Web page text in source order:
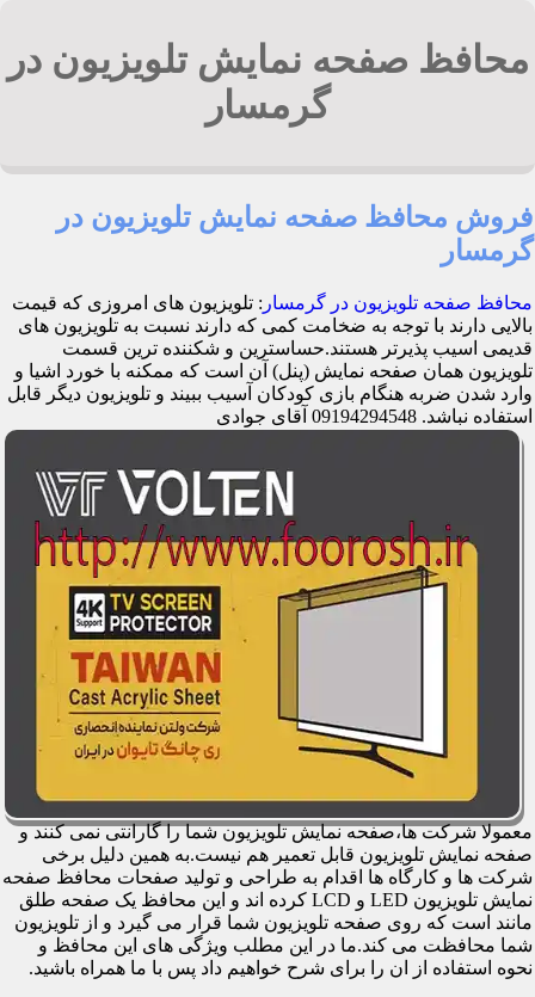
محافظ صفحه نمایش تلویزیون در
گرمسار
فروش محافظ صفحه نمایش تلویزیون در
گرمسار
محافظ صفحه تلویزیون در گرمسار : تلویزیون های امروزی که قیمت
بالایی دارند با توجه به ضخامت کمی که دارند نسبت به تلویزیون های
قدیمی اسیب پذیرتر هستند.حساسترین و شکننده ترین قسمت
تلویزیون همان صفحه نمایش (پنل) آن است که ممکنه با خورد اشیا و
وارد شدن ضربه هنگام بازی کودکان آسیب ببیند و تلویزیون دیگر قابل
استفاده نباشد. 09194294548 آقای جوادی
معمولا شرکت ها،صفحه نمایش تلویزیون شما را گارانتی نمی کنند و
صفحه نمایش تلویزیون قابل تعمیر هم نیست.به همین دلیل برخی
شرکت ها و کارگاه ها اقدام به طراحی و تولید صفحات محافظ صفحه
نمایش تلویزیون LED و LCD کرده اند و این محافظ یک صفحه طلق
مانند است که روی صفحه تلویزیون شما قرار می گیرد و از تلویزیون
شما محافظت می کند.ما در این مطلب ویژگی های این محافظ و
نحوه استفاده از ان را برای شرح خواهیم داد پس با ما همراه باشید.